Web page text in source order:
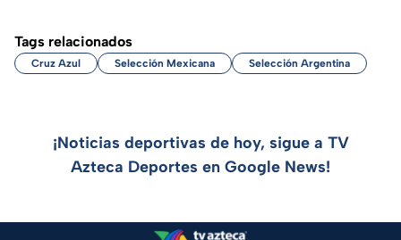
Tags relacionados
Cruz Azul Selección Mexicana Selección Argentina
¡Noticias deportivas de hoy, sigue a TV
Azteca Deportes en Google News!